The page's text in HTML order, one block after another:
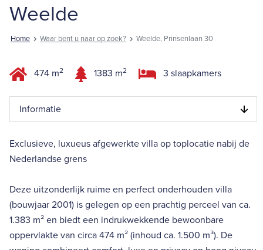
Weelde
Home Waar bent u naar op zoek? Weelde, Prinsenlaan 30
474 m2 1383 m2 3 slaapkamers
Informatie
Exclusieve, luxueus afgewerkte villa op toplocatie nabij de
Nederlandse grens
Deze uitzonderlijk ruime en perfect onderhouden villa
(bouwjaar 2001) is gelegen op een prachtig perceel van ca.
1.383 m² en biedt een indrukwekkende bewoonbare
oppervlakte van circa 474 m² (inhoud ca. 1.500 m³). De